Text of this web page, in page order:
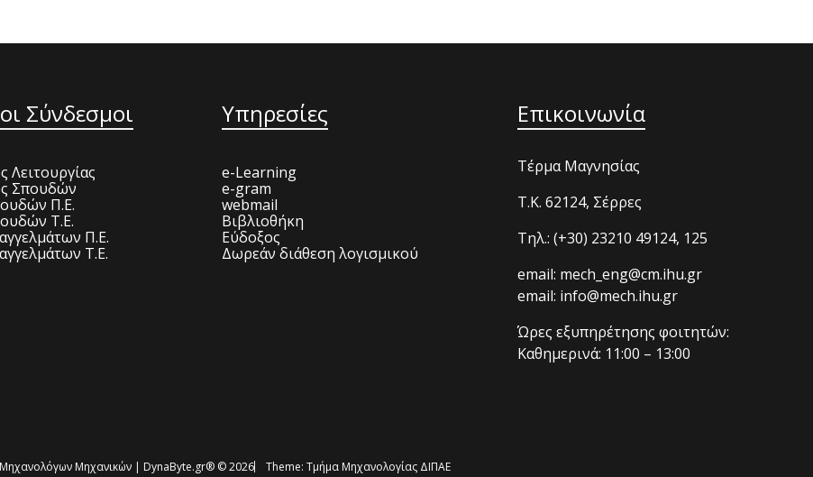
Σύνδεσμοι
Λειτουργίας
Σπουδών
Π.Ε.
Τ.Ε.
Π.Ε.
Τ.Ε.
Υπηρεσίες
e-Learning
e-gram
webmail
Βιβλιοθήκη
Εύδοξος
Δωρεάν διάθεση λογισμικού
Επικοινωνία
Τέρμα Μαγνησίας
T.K. 62124, Σέρρες
Τηλ.: (+30) 23210 49124, 125
email: mech_eng@cm.ihu.gr
email: info@mech.ihu.gr
Ώρες εξυπηρέτησης φοιτητών:
Καθημερινά: 11:00 – 13:00
Μηχανικών | DynaByte.gr® © 2026 Theme: Τμήμα Μηχανολογίας ΔΙΠΑΕ